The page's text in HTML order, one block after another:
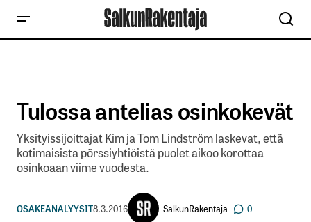
Tulossa antelias osinkokevät
Yksityissijoittajat Kim ja Tom Lindström laskevat, että
kotimaisista pörssiyhtiöistä puolet aikoo korottaa
osinkoaan viime vuodesta.
OSAKEANALYYSIT8.3.2016 SalkunRakentaja 0